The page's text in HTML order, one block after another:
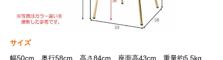
サイズ
幅50cm、奥行58cm、高さ84cm、座面高43cm、重量約5.5kg